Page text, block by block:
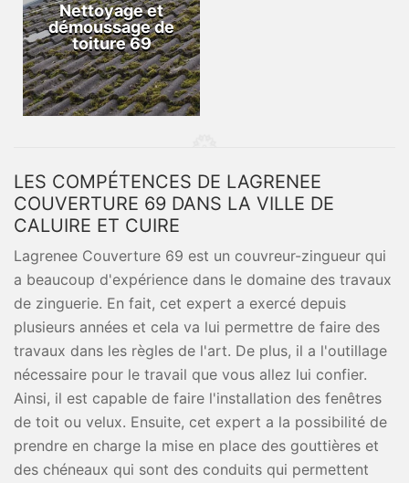
Nettoyage et
démoussage de
toiture 69
LES COMPÉTENCES DE LAGRENEE
COUVERTURE 69 DANS LA VILLE DE
CALUIRE ET CUIRE
Lagrenee Couverture 69 est un couvreur-zingueur qui
a beaucoup d'expérience dans le domaine des travaux
de zinguerie. En fait, cet expert a exercé depuis
plusieurs années et cela va lui permettre de faire des
travaux dans les règles de l'art. De plus, il a l'outillage
nécessaire pour le travail que vous allez lui confier.
Ainsi, il est capable de faire l'installation des fenêtres
de toit ou velux. Ensuite, cet expert a la possibilité de
prendre en charge la mise en place des gouttières et
des chéneaux qui sont des conduits qui permettent